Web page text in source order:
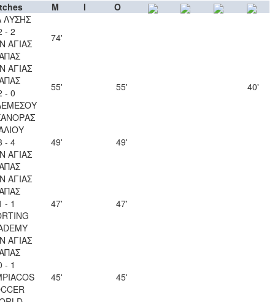
M I
O
ΛΥΣΗΣ
- 2
ΑΓΙΑΣ
74'
ΑΓΙΑΣ
- 0
55' 55' 40'
- 4
ΑΓΙΑΣ
49' 49'
ΑΓΙΑΣ
- 1
47' 47'
ΑΓΙΑΣ
- 1
45' 45'